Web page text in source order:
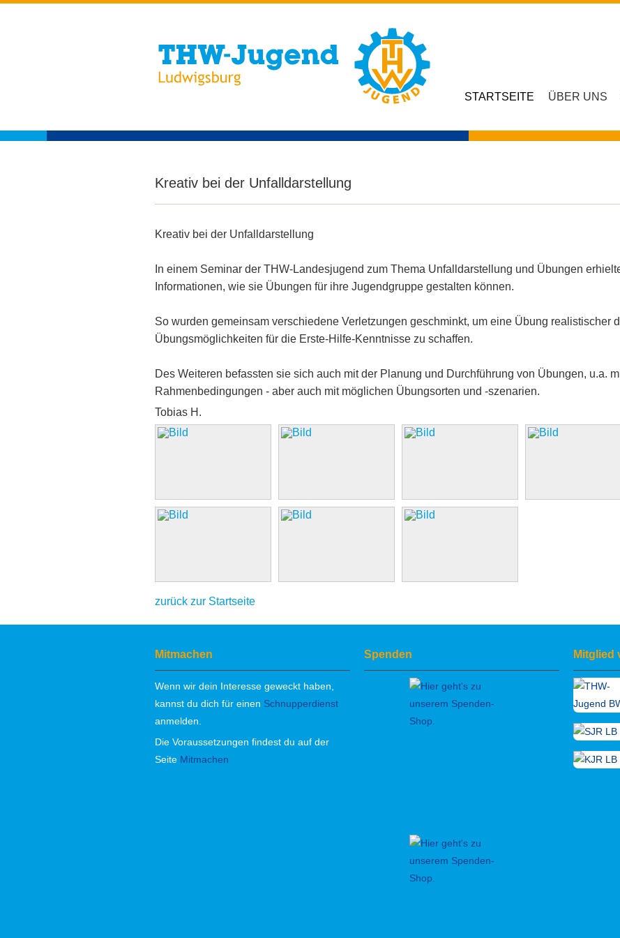
STARTSEITE ÜBER UNS
Kreativ bei der Unfalldarstellung
Kreativ bei der Unfalldarstellung
In einem Seminar der THW-Landesjugend zum Thema Unfalldarstellung und Übungen
Informationen, wie sie Übungen für ihre Jugendgruppe gestalten können.
So wurden gemeinsam verschiedene Verletzungen geschminkt, um eine Übung realistischer
Übungsmöglichkeiten für die Erste-Hilfe-Kenntnisse zu schaffen.
Des Weiteren befassten sie sich auch mit der Planung und Durchführung von Übungen, u.a.
Rahmenbedingungen - aber auch mit möglichen Übungsorten und -szenarien.
Tobias H.
zurück zur Startseite
Mitmachen
Wenn wir dein Interesse geweckt haben,
kannst du dich für einen Schnupperdienst
anmelden.
Die Voraussetzungen findest du auf der
Seite Mitmachen
Spenden Mitglied